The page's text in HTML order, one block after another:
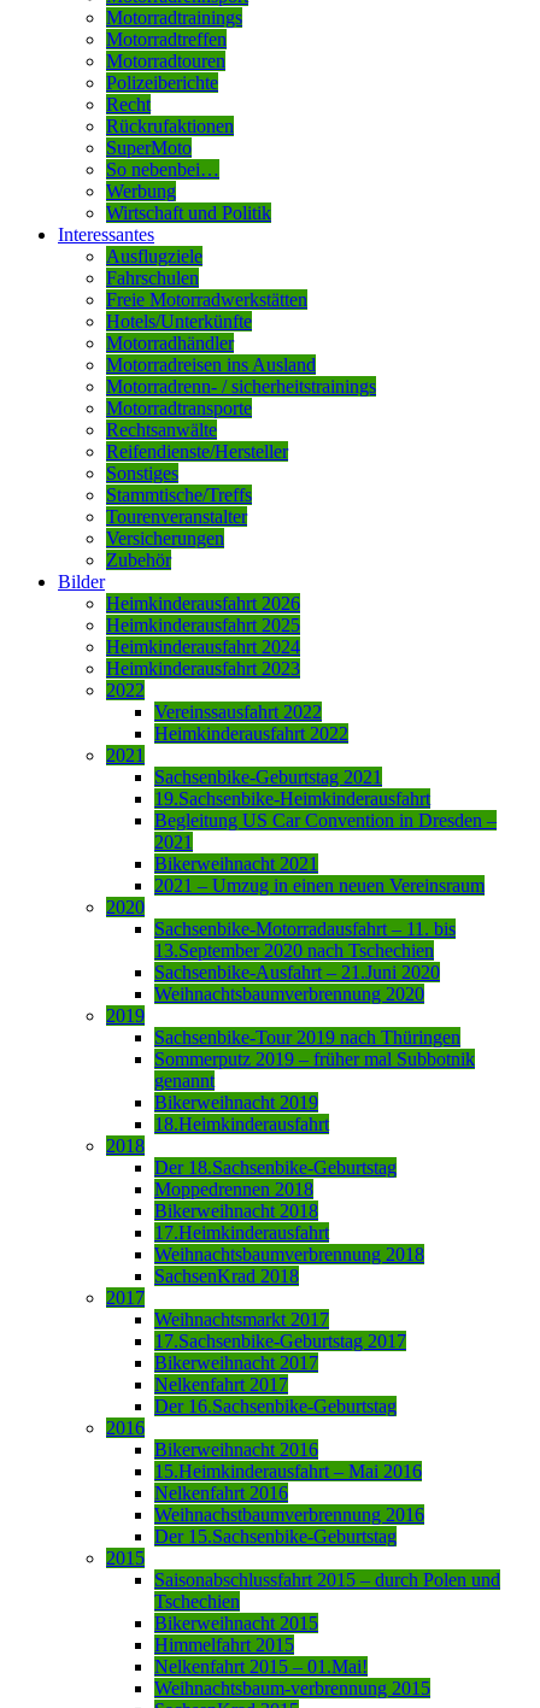
Motorradtrainings
Motorradtreffen
Motorradtouren
Polizeiberichte
Recht
Rückrufaktionen
SuperMoto
So nebenbei…
Werbung
Wirtschaft und Politik
Interessantes
Ausflugziele
Fahrschulen
Freie Motorradwerkstätten
Hotels/Unterkünfte
Motorradhändler
Motorradreisen ins Ausland
Motorradrenn- / sicherheitstrainings
Motorradtransporte
Rechtsanwälte
Reifendienste/Hersteller
Sonstiges
Stammtische/Treffs
Tourenveranstalter
Versicherungen
Zubehör
Bilder
Heimkinderausfahrt 2026
Heimkinderausfahrt 2025
Heimkinderausfahrt 2024
Heimkinderausfahrt 2023
2022
Vereinssausfahrt 2022
Heimkinderausfahrt 2022
2021
Sachsenbike-Geburtstag 2021
19.Sachsenbike-Heimkinderausfahrt
Begleitung US Car Convention in Dresden –
2021
Bikerweihnacht 2021
2021 – Umzug in einen neuen Vereinsraum
2020
Sachsenbike-Motorradausfahrt – 11. bis
13.September 2020 nach Tschechien
Sachsenbike-Ausfahrt – 21.Juni 2020
Weihnachtsbaumverbrennung 2020
2019
Sachsenbike-Tour 2019 nach Thüringen
Sommerputz 2019 – früher mal Subbotnik
genannt
Bikerweihnacht 2019
18.Heimkinderausfahrt
2018
Der 18.Sachsenbike-Geburtstag
Moppedrennen 2018
Bikerweihnacht 2018
17.Heimkinderausfahrt
Weihnachtsbaumverbrennung 2018
SachsenKrad 2018
2017
Weihnachtsmarkt 2017
17.Sachsenbike-Geburtstag 2017
Bikerweihnacht 2017
Nelkenfahrt 2017
Der 16.Sachsenbike-Geburtstag
2016
Bikerweihnacht 2016
15.Heimkinderausfahrt – Mai 2016
Nelkenfahrt 2016
Weihnachstbaumverbrennung 2016
Der 15.Sachsenbike-Geburtstag
2015
Saisonabschlussfahrt 2015 – durch Polen und
Tschechien
Bikerweihnacht 2015
Himmelfahrt 2015
Nelkenfahrt 2015 – 01.Mai!
Weihnachtsbaum-verbrennung 2015